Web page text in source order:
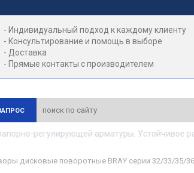
- Индивидуальный подход к каждому клиенту
- Консультирование и помощь в выборе
- Доставка
- Прямые контакты с производителем
регулирующей арматуры. Устойчивое
дисковые поворотные BRAY серии 32/33/35/